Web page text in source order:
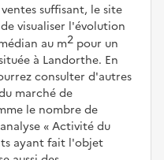
suffisant, le site
visualiser l'évolution
au m2 pour un
à Landorthe. En
consulter d'autres
marché de
le nombre de
Activité du
ayant fait l'objet